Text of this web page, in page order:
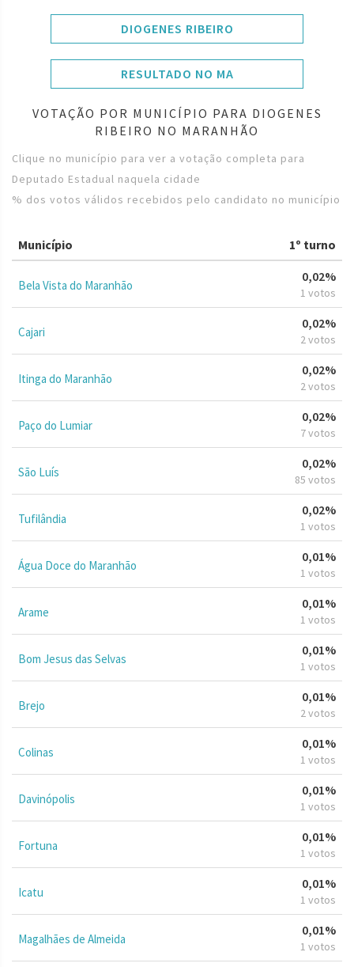
DIOGENES RIBEIRO
RESULTADO NO MA
VOTAÇÃO POR MUNICÍPIO PARA DIOGENES
RIBEIRO NO MARANHÃO
Clique no município para ver a votação completa para
Deputado Estadual naquela cidade
% dos votos válidos recebidos pelo candidato no município
Município 1º turno
Bela Vista do Maranhão
0,02%
1 votos
Cajari
0,02%
2 votos
Itinga do Maranhão
0,02%
2 votos
Paço do Lumiar
0,02%
7 votos
São Luís
0,02%
85 votos
Tufilândia
0,02%
1 votos
Água Doce do Maranhão
0,01%
1 votos
Arame
0,01%
1 votos
Bom Jesus das Selvas
0,01%
1 votos
Brejo
0,01%
2 votos
Colinas
0,01%
1 votos
Davinópolis
0,01%
1 votos
Fortuna
0,01%
1 votos
Icatu
0,01%
1 votos
Magalhães de Almeida
0,01%
1 votos